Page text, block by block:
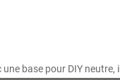
base pour DIY